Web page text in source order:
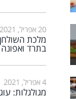
20 אפריל, 2021
מלכת
בתרד ואפונה
4 אפריל, 2021
מגולגלות: